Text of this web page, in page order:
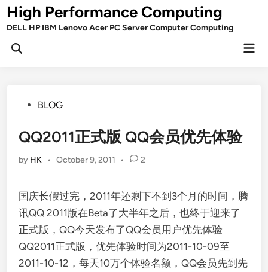
Skip
toHigh Performance Computing
DELL HP IBM Lenovo Acer PC Server Computer Computing
Open
PostedBLOG
QQ2011正式版 QQ会员优先体验
by HK • October 9, 2011 • 2
国庆长假过完，2011年还剩下不到3个月的时间，腾
讯QQ 2011版在Beta了大半年之后，也终于迎来了
正式版，QQ今天发布了QQ会员用户优先体验
QQ2011正式版，优先体验时间为2011-10-09至
2011-10-12，每天10万个体验名额，QQ会员先到先